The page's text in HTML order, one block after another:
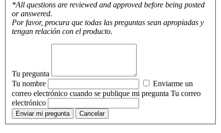
*All questions are reviewed and approved before being posted
or answered.
Por favor, procura que todas las preguntas sean apropiadas y
tengan relación con el producto.
Tu pregunta
Tu nombre
Enviarme un
correo electrónico cuando se publique mi pregunta Tu correo
electrónico
Enviar mi pregunta Cancelar